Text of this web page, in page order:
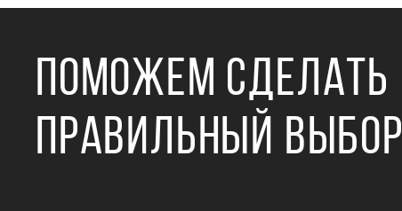
ПОМОЖЕМ СДЕЛАТЬ
ПРАВИЛЬНЫЙ ВЫБОР